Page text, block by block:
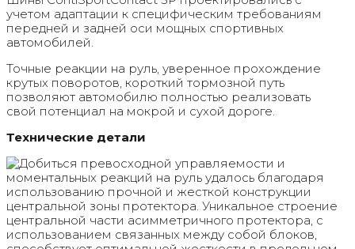
учетом адаптации к специфическим требованиям
передней и задней оси мощных спортивных
автомобилей.
Точные реакции на руль, уверенное прохождение
крутых поворотов, короткий тормозной путь
позволяют автомобилю полностью реализовать
свой потенциал на мокрой и сухой дороге.
Технические детали
Добиться превосходной управляемости и
моментальных реакций на руль удалось благодаря
использованию прочной и жесткой конструкции
центральной зоны протектора. Уникальное строение
центральной части асимметричного протектора, с
использованием связанных между собой блоков,